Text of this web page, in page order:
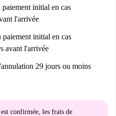
paiement initial en cas
l'arrivée
paiement initial en cas
avant l'arrivée
29 jours ou moins
confirmée, les frais de